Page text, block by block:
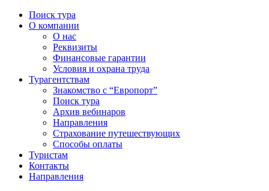
Поиск тура
О компании
О нас
Реквизиты
Финансовые гарантии
Условия и охрана труда
Турагентствам
Знакомство с “Европорт”
Поиск тура
Архив вебинаров
Направления
Страхование путешествующих
Способы оплаты
Туристам
Контакты
Направления